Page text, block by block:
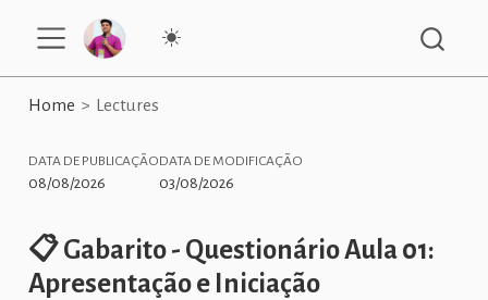
Home Lectures
DATA DE PUBLICAÇÃO
08/08/2026
DATA DE MODIFICAÇÃO
03/08/2026
📋 Gabarito - Questionário Aula 01:
Apresentação e Iniciação